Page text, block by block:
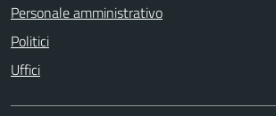
Personale amministrativo
Politici
Uffici